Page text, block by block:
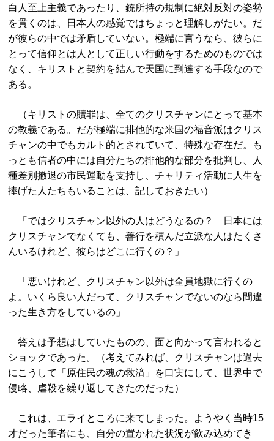
白人至上主義であったり、銃所持の規制に絶対反対の姿勢
を貫くのは、日本人の感覚ではちょっと理解しがたい。だ
が彼らの中では矛盾していない。極端に言うなら、彼らに
とって信仰とは人として正しい行動をするためのものでは
なく、キリストと契約を結んで天国に到達する手段なので
ある。
（キリストの贖罪は、全てのクリスチャンにとって基本
の教義である。 だが極端に排他的な米国の福音派はクリス
チャンの中でもカルト的とされていて、特殊な存在だ。
も
っとも信者の中には自分たちの排他的な部分を批判し、
人
種差別撤退の市民運動を支持し、チャリティ活動に人生を
捧げた人たちもいることは、記しておきたい）
「ではクリスチャン以外の人はどうなるの？ 日本には
クリスチャンでなくても、善行を積んだ立派な人はたくさ
んいるけれど、彼らはどこに行くの？」
「悪いけれど、クリスチャン以外は全員地獄に行くの
よ。いくら良い人だって、クリスチャンでないのなら間違
った生き方をしているの」
答えは予想はしていたものの、面と向かって言われると
ショックであった。（考えてみれば、クリスチャンは過去
にこうして「原住民の魂の救済」を口実にして、世界中で
侵略、虐殺を繰り返してきたのだった）
これは、エライところに来てしまった。ようやく当時15
才だった筆者にも、自分の置かれた状況が飲み込めてき